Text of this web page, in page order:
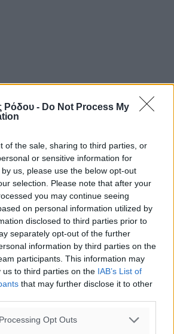
Ρόδου - Do Not Process My
of the sale, sharing to third parties, or
or sensitive information for
us, please use the below opt-out
selection. Please note that after your
you may continue seeing
on personal information utilized by
disclosed to third parties prior to
separately opt-out of the further
information by third parties on the
participants. This information may
us to third parties on the IAB’s List of
that may further disclose it to other
Opt Outs